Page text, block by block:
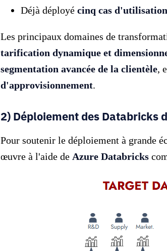
Déjà déployé cinq cas
Les principaux domaines de
tarification dynamique et
segmentation avancée de la clientèle,
d'approvisionnement.
2) Déploiement des Databricks
Pour soutenir le déploiement à grande
œuvre à l'aide de Azure Databricks